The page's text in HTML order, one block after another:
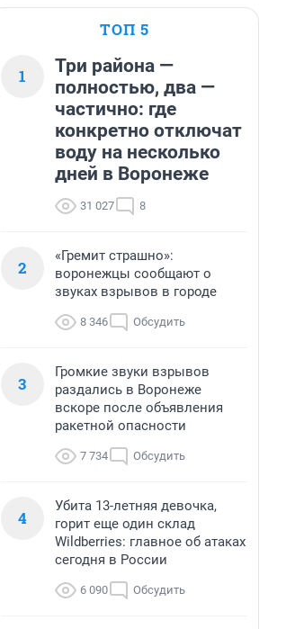
ТОП 5
1
Три района —
полностью, два —
частично: где
конкретно отключат
воду на несколько
дней в Воронеже
31 027 8
2
«Гремит страшно»:
воронежцы сообщают о
звуках взрывов в городе
8 346 Обсудить
3
Громкие звуки взрывов
раздались в Воронеже
вскоре после объявления
ракетной опасности
7 734 Обсудить
4
Убита 13-летняя девочка,
горит еще один склад
Wildberries: главное об атаках
сегодня в России
6 090 Обсудить